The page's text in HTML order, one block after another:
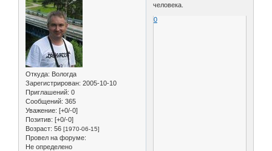
Откуда: Вологда
Зарегистрирован: 2005-10-10
Приглашений: 0
Сообщений: 365
Уважение: [+0/-0]
Позитив: [+0/-0]
Возраст: 56 [1970-06-15]
Провел на форуме:
Не определено
человека.
0